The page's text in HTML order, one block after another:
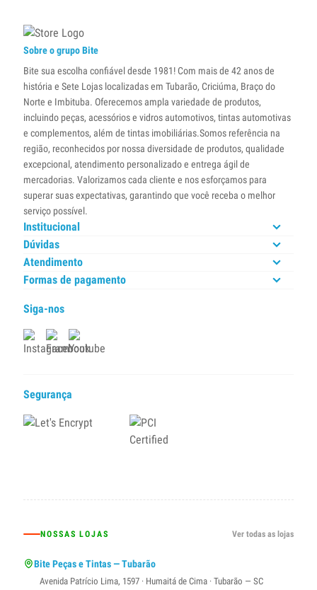
Sobre o grupo Bite
Bite sua escolha confiável desde 1981! Com mais de 42 anos de
história e Sete Lojas localizadas em Tubarão, Criciúma, Braço do
Norte e Imbituba. Oferecemos ampla variedade de produtos,
incluindo peças, acessórios e vidros automotivos, tintas automotivas
e complementos, além de tintas imobiliárias.Somos referência na
região, reconhecidos por nossa diversidade de produtos, qualidade
excepcional, atendimento personalizado e entrega ágil de
mercadorias. Valorizamos cada cliente e nos esforçamos para
superar suas expectativas, garantindo que você receba o melhor
serviço possível.
Institucional
Dúvidas
Atendimento
Formas de pagamento
Siga-nos
Segurança
NOSSAS LOJAS Ver todas as lojas
Bite Peças e Tintas — Tubarão
Avenida Patrício Lima, 1597 · Humaitá de Cima · Tubarão — SC